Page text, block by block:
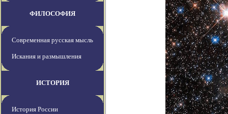
ФИЛОСОФИЯ
Современная русская мысль
Искания и размышления
ИСТОРИЯ
История России